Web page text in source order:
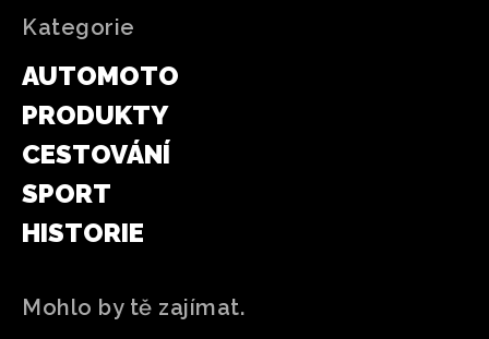
Kategorie
AUTOMOTO
PRODUKTY
CESTOVÁNÍ
SPORT
HISTORIE
Mohlo by tě zajímat.